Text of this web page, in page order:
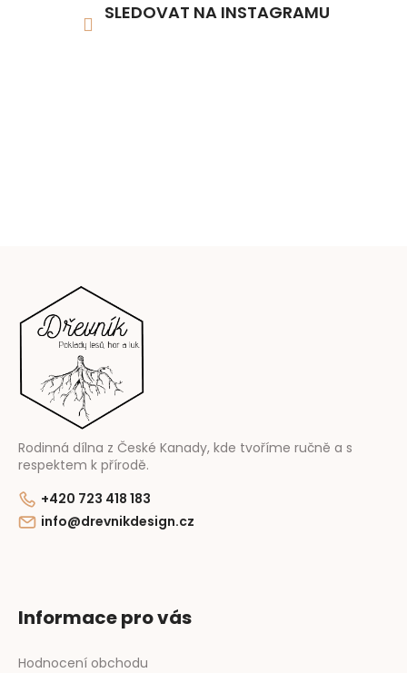
SLEDOVAT NA INSTAGRAMU
Rodinná dílna z České Kanady, kde tvoříme ručně a s
respektem k přírodě.
+420 723 418 183
info@drevnikdesign.cz
Informace pro vás
Hodnocení obchodu